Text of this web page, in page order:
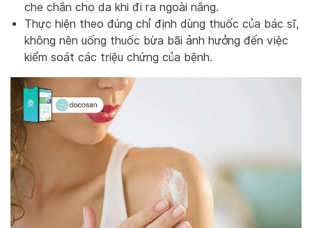
che chắn cho da khi đi ra ngoài nắng.
Thực hiện theo đúng chỉ định dùng thuốc của bác sĩ,
không nên uống thuốc bừa bãi ảnh hưởng đến việc
kiểm soát các triệu chứng của bệnh.